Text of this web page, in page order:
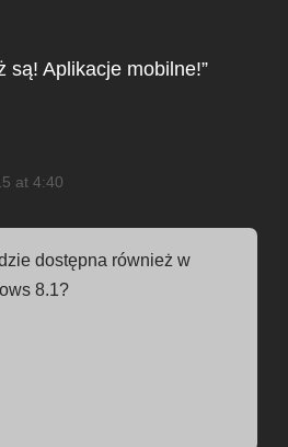
są! Aplikacje mobilne!”
at 4:40
dostępna również w
8.1?